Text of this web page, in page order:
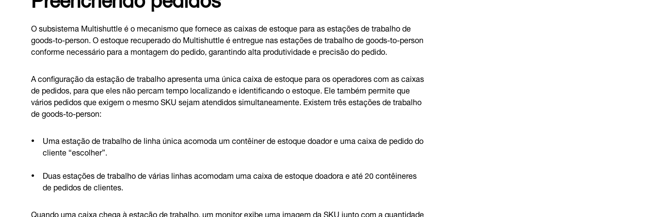
O subsistema Multishuttle é o mecanismo que fornece as caixas de estoque para as estações de trabalho de
goods-to-person. O estoque recuperado do Multishuttle é entregue nas estações de trabalho de goods-to-person
conforme necessário para a montagem do pedido, garantindo alta produtividade e precisão do pedido.
A configuração da estação de trabalho apresenta uma única caixa de estoque para os operadores com as caixas
de pedidos, para que eles não percam tempo localizando e identificando o estoque. Ele também permite que
vários pedidos que exigem o mesmo SKU sejam atendidos simultaneamente. Existem três estações de trabalho
de goods-to-person:
Uma estação de trabalho de linha única acomoda um contêiner de estoque doador e uma caixa de pedido do
cliente “escolher”.
Duas estações de trabalho de várias linhas acomodam uma caixa de estoque doadora e até 20 contêineres
de pedidos de clientes.
Quando uma caixa chega à estação de trabalho, um monitor exibe uma imagem da SKU junto com a quantidade